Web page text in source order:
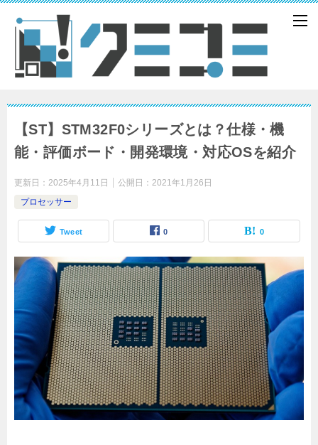
【ST】STM32F0シリーズとは？仕様・機
能・評価ボード・開発環境・対応OSを紹介
更新日： 2025年4月11日 公開日： 2021年1月26日
プロセッサー
Tweet 0 0